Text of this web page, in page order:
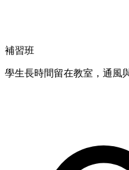
補習班
學生長時間留在教室，通風